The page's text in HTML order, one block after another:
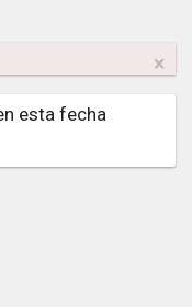
×
esta fecha